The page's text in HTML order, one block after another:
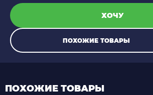
ХОЧУ
ПОХОЖИЕ ТОВАРЫ
ПОХОЖИЕ ТОВАРЫ